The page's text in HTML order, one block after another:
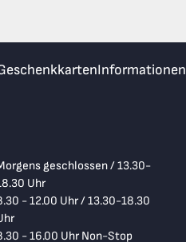
Informationen
geschlossen / 13.30-
Uhr
- 12.00 Uhr / 13.30-18.30
- 16.00 Uhr Non-Stop